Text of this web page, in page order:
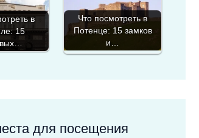
в
15
Что посмотреть в
Потенце: 15 замков
и…
для посещения